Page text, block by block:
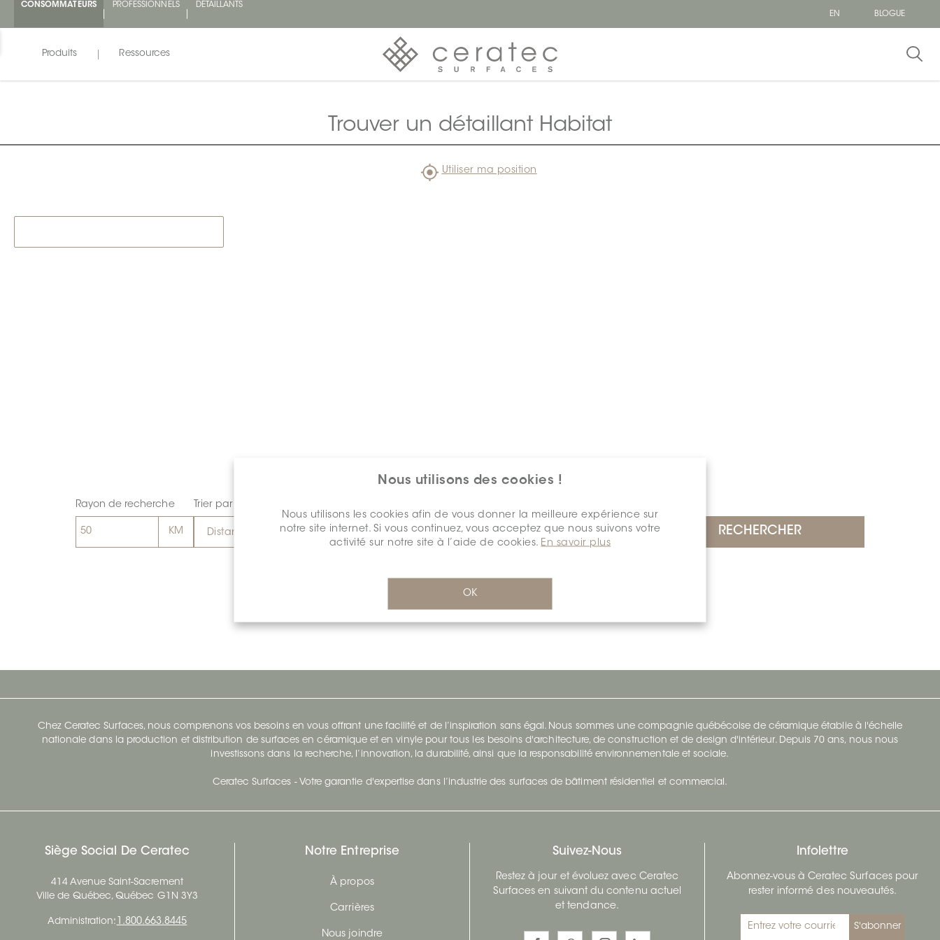
CONSOMMATEURS PROFESSIONNELS
DÉTAILLANTS
EN
BLOGUE
Produits Ressources
Nous utilisons des cookies !
Nous utilisons les cookies afin de vous donner la meilleure expérience sur
notre site internet. Si vous continuez, vous acceptez que nous suivons votre
activité sur notre site à l’aide de cookies. En savoir plus
OK
Trouver un détaillant Habitat
Utiliser ma position
Rayon de recherche Trier par
Distance
Chez Ceratec Surfaces, nous comprenons vos besoins en vous offrant une facilité et de l’inspiration sans égal. Nous sommes une compagnie québécoise de céramique établie à l'échelle
nationale dans la production et distribution de surfaces en céramique et en vinyle pour tous les besoins d'architecture, de construction et de design d'intérieur. Depuis 70 ans, nous nous
investissons dans la recherche, l’innovation, la durabilité, ainsi que la responsabilité environnementale et sociale.
Ceratec Surfaces - Votre garantie d'expertise dans l’industrie des surfaces de bâtiment résidentiel et commercial.
Siège Social De Ceratec
414 Avenue Saint-Sacrement
Ville de Québec, Québec G1N 3Y3
Administration: 1.800.663.8445
Notre Entreprise
À propos
Carrières
Nous joindre
Suivez-Nous
Restez à jour et évoluez avec Ceratec
Surfaces en suivant du contenu actuel
et tendance.
Infolettre
Abonnez-vous à Ceratec Surfaces pour
rester informé des nouveautés.
S'abonner